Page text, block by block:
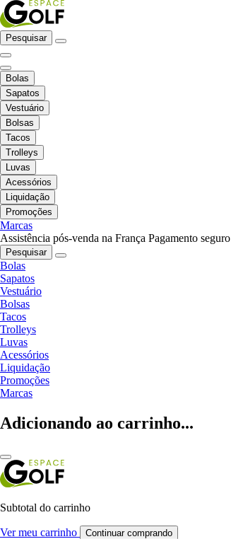
Pesquisar
Bolas
Sapatos
Vestuário
Bolsas
Tacos
Trolleys
Luvas
Acessórios
Liquidação
Promoções
Marcas
Assistência pós-venda na França Pagamento seguro
Pesquisar
Bolas
Sapatos
Vestuário
Bolsas
Tacos
Trolleys
Luvas
Acessórios
Liquidação
Promoções
Marcas
Adicionando ao carrinho...
Subtotal do carrinho
Ver meu carrinho Continuar comprando